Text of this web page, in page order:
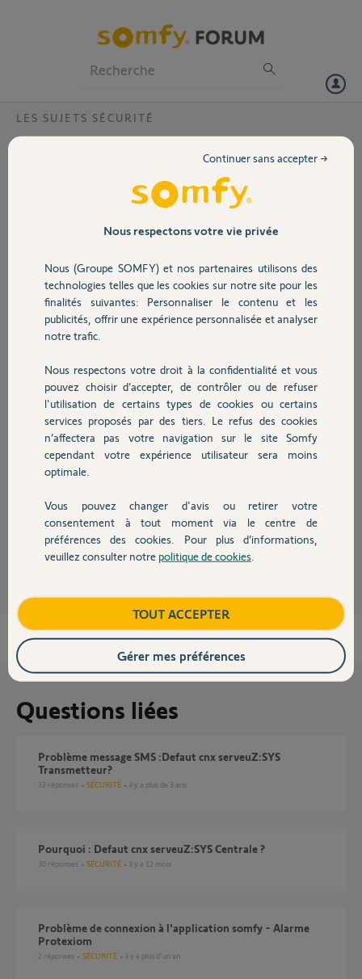
Volet
Sécurité
Domotique
Chauffage
Autres produits
Devis avec un pro
Contact
LES SUJETS SÉCURITÉ
DEFAUT CNX SERVEUZ:SYS Transmetteur?
ce message m'a été envoyé par SMS par ma centrale cette nuit,
depuis je n'ai plus d'accès à distance que ce soit par pc ou par appli
somfy. j'ai réinitialisé la centrale ce midi sans résultat.
dany S.
il y a plus de 9 ans
Participer au fil de discussion
Réponses
Bonjour. J'ai leme probleme depuis un ceratin. Régulierement des
message "Defaut cnx serveuZ:SYS Transmetteur 606105.
J'ai réinitialisé pourtant recement le transmetteur, chnagé les piles, etc...
Jean-Edouard L. il y a environ 4 ans
Questions liées
Problème message SMS :Defaut cnx serveuZ:SYS
Transmetteur?
32 réponses SÉCURITÉ il y a plus de 3 ans
Pourquoi : Defaut cnx serveuZ:SYS Centrale ?
30 réponses SÉCURITÉ il y a 12 mois
Problème de connexion à l'application somfy - Alarme
Protexiom
2 réponses SÉCURITÉ il y a plus d'un an
Nous respectons votre vie privée
Nous (Groupe SOMFY) et nos partenaires utilisons des
technologies telles que les cookies sur notre site pour les
finalités suivantes: Personnaliser le contenu et les
publicités, offrir une expérience personnalisée et analyser
notre trafic.
Nous respectons votre droit à la confidentialité et vous
pouvez choisir d’accepter, de contrôler ou de refuser
l'utilisation de certains types de cookies ou certains
services proposés par des tiers. Le refus des cookies
n’affectera pas votre navigation sur le site Somfy
cependant votre expérience utilisateur sera moins
optimale.
Vous pouvez changer d'avis ou retirer votre
consentement à tout moment via le centre de
préférences des cookies. Pour plus d’informations,
veuillez consulter notre politique de cookies
Continuer sans accepter →
TOUT ACCEPTER
Gérer mes préférences